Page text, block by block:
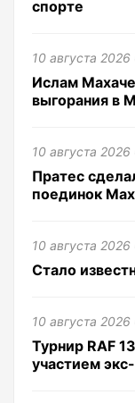
спорте
10 августа 2026
Ислам
выгорания в
10 августа 2026
Пратес
поединок
10 августа
Стало
10 августа
Турнир RAF
участием